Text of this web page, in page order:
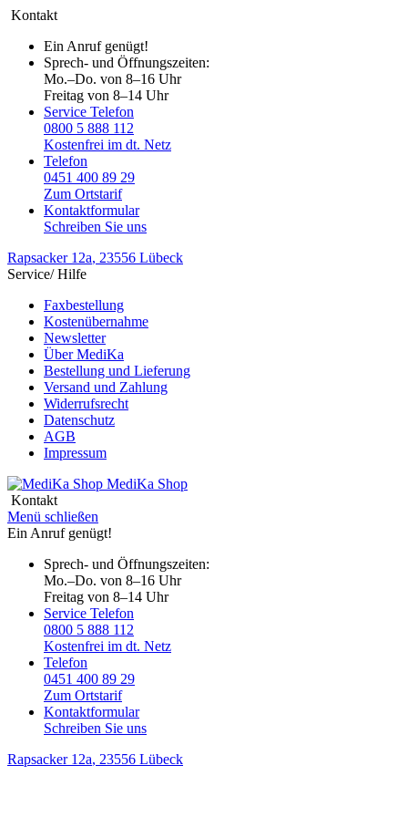
Kontakt
Ein Anruf genügt!
Sprech- und Öffnungszeiten:
Mo.–Do. von 8–16 Uhr
Freitag von 8–14 Uhr
Service Telefon
0800 5 888 112
Kostenfrei im dt. Netz
Telefon
0451 400 89 29
Zum Ortstarif
Kontaktformular
Schreiben Sie uns
Rapsacker 12a, 23556 Lübeck
Service/ Hilfe
Faxbestellung
Kostenübernahme
Newsletter
Über MediKa
Bestellung und Lieferung
Versand und Zahlung
Widerrufsrecht
Datenschutz
AGB
Impressum
MediKa Shop
Kontakt
Menü schließen
Ein Anruf genügt!
Sprech- und Öffnungszeiten:
Mo.–Do. von 8–16 Uhr
Freitag von 8–14 Uhr
Service Telefon
0800 5 888 112
Kostenfrei im dt. Netz
Telefon
0451 400 89 29
Zum Ortstarif
Kontaktformular
Schreiben Sie uns
Rapsacker 12a, 23556 Lübeck